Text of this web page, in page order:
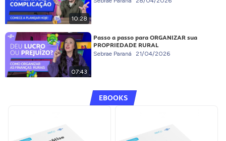
10:28
07:43
Passo a passo para ORGANIZAR sua
PROPRIEDADE RURAL
Sebrae Paraná 21/04/2026
EBOOKS